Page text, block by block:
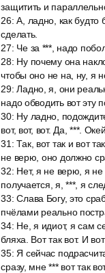
защитить и
26:А, ладно, как будто
сделать.
27: Че за ***, надо
28: Ну почему она
чтобы оно не на, ну, я
29:Ладно, я, они
надо обводить вот эту
30: Ну ладно,
вот, вот, вот. Да, ***.
31 :Так, вот так и вот
не верю, оно должно
32: Нет, я не верю, я не
получается, я, ***, я
33:Слава Богу, это
пчёлами реально
34: Не, я идиот, я сам
бляха. Вот так вот. И
35: Я сейчас
сразу, мне *** вот так